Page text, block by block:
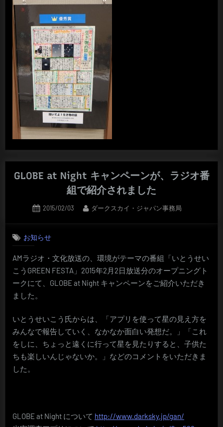
GLOBE at Night キャンペーンが、ラジオ番
組で紹介されました
Posted
2015/02/03 By
ダークスカイ・ジャパン事務局
お知らせ
AMラジオ・文化放送の、環境がテーマの番組「いとうせい
こうGREEN FESTA」2015年2月2日放送分のオープニングト
ークにて、GLOBE at Night キャンペーンをご紹介いただき
ました。
いとうせいこう氏からは、「アプリを使って星の見え方を
みんなで報告していく、なかなか面白い発想だ。」「これ
をしに、ちょっと遠くに行って星を見たりすると、子供た
ちも楽しいんじゃないか。」などのコメントをいただきま
した。
GLOBE at Night について http://www.darksky.jp/gan/